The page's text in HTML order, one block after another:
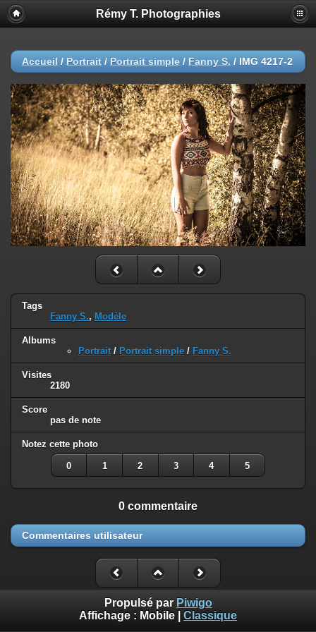
Rémy T. Photographies
Accueil / Portrait / Portrait simple / Fanny S. / IMG 4217-2
Tags
Fanny S., Modèle
Albums
Portrait / Portrait simple / Fanny S.
Visites
2180
Score
pas de note
Notez cette photo
0 1 2 3 4 5
0 commentaire
Commentaires utilisateur
Propulsé par Piwigo
Affichage : Mobile Classique